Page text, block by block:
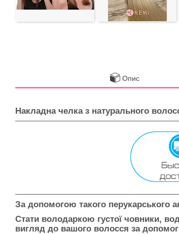
Опис
Накладна челка з натурального
За допомогою такого перукарського
Стати володаркою густої човники,
вигляд до вашого волосся за